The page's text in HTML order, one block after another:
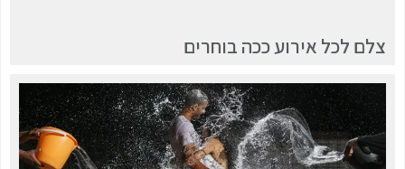
צלם לכל אירוע ככה בוחרים